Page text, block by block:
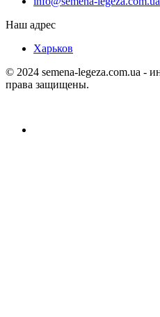
Наш адрес
Харьков
© 2024 semena-legeza.com.ua -
права защищены.